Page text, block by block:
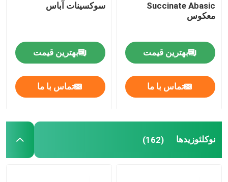
نوکلئوزیدها
تشخیص مولکولی
رنگ های فلورسنت
واکنش دهنده های سنتز اولیگو
Succinate Abasic
معکوس
بهترین قیمت
تماس با ما
سوکسینات آباس
بهترین قیمت
تماس با ما
نوکلئوزیدها (162)